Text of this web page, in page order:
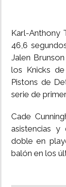
Karl-Anthony
46,6
Jalen
los Knicks
Pistons de
serie de
Cade
asistencias
doble en
balón en los